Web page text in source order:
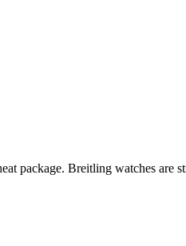
package. Breitling watches are